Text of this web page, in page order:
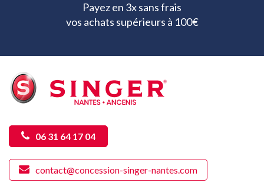
Payez en 3x sans frais
vos achats supérieurs à 100€
06 31 64 17 04
contact@concession-singer-nantes.com